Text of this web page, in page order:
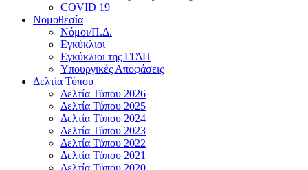
COVID 19
Νομοθεσία
Νόμοι/Π.Δ.
Εγκύκλιοι
Εγκύκλιοι της ΓΓΔΠ
Υπουργικές Αποφάσεις
Δελτία Τύπου
Δελτία Τύπου 2026
Δελτία Τύπου 2025
Δελτία Τύπου 2024
Δελτία Τύπου 2023
Δελτία Τύπου 2022
Δελτία Τύπου 2021